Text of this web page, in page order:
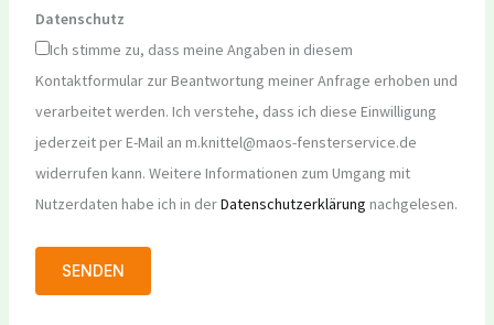
Datenschutz
Ich stimme zu, dass meine Angaben in diesem
Kontaktformular zur Beantwortung meiner Anfrage erhoben und
verarbeitet werden. Ich verstehe, dass ich diese Einwilligung
jederzeit per E-Mail an m.knittel@maos-fensterservice.de
widerrufen kann. Weitere Informationen zum Umgang mit
Nutzerdaten habe ich in derDatenschutzerklärung nachgelesen.